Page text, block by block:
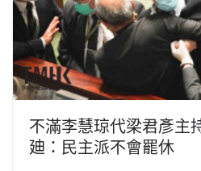
不滿李慧琼代梁君彥主
廸：民主派不會罷休